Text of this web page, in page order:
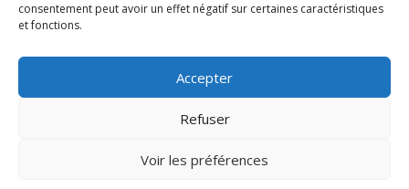
consentement peut avoir un effet négatif sur certaines caractéristiques
et fonctions.
Accepter
Refuser
Voir les préférences